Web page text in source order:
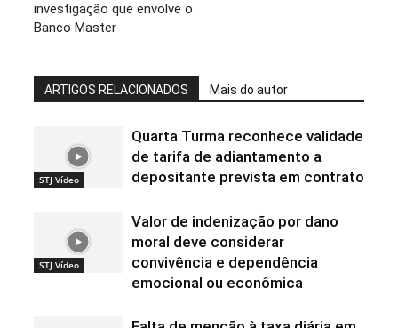
investigação que envolve o
Banco Master
ARTIGOS RELACIONADOS Mais do autor
STJ Vídeo
Quarta Turma reconhece validade
de tarifa de adiantamento a
depositante prevista em contrato
STJ Vídeo
Valor de indenização por dano
moral deve considerar
convivência e dependência
emocional ou econômica